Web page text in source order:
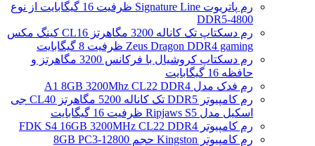
رم پاتریوت Signature Line ظرفیت 16 گیگابایت از نوع
DDR5-4800
رم دسکتاپ تک کاناله 3200 مگاهرتز CL16 کینگ مکس
Zeus Dragon DDR4 gaming ظرفیت 8 گیگابایت
رم دسکتاپ کروشیال با فرکانس 3200 مگاهرتز و
حافظه 16 گیگابایت
رم فدک مدل A1 8GB 3200Mhz CL22 DDR4
رم کامپیوتر DDR5 تک کاناله 5200 مگاهرتز CL40 جی
اسکیل مدل Ripjaws S5 ظرفیت 16 گیگابایت
رم کامپیوتر FDK S4 16GB 3200MHz CL22 DDR4
رم کامپیوتر Kingston حجم 8GB PC3-12800